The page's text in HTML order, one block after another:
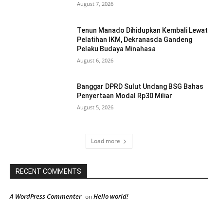
August 7, 2026
Tenun Manado Dihidupkan Kembali Lewat
Pelatihan IKM, Dekranasda Gandeng
Pelaku Budaya Minahasa
August 6, 2026
Banggar DPRD Sulut Undang BSG Bahas
Penyertaan Modal Rp30 Miliar
August 5, 2026
Load more
RECENT COMMENTS
A WordPress Commenter onHello world!